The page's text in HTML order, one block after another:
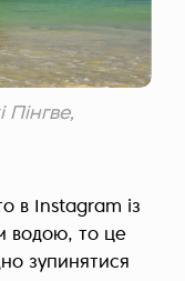
в Instagram із
водою, то це
зупинятися